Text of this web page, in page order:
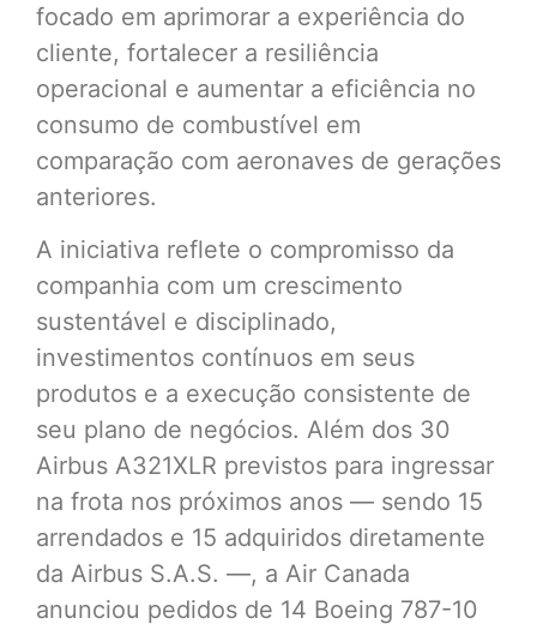
focado em aprimorar a experiência do
cliente, fortalecer a resiliência
operacional e aumentar a eficiência no
consumo de combustível em
comparação com aeronaves de gerações
anteriores.
A iniciativa reflete o compromisso da
companhia com um crescimento
sustentável e disciplinado,
investimentos contínuos em seus
produtos e a execução consistente de
seu plano de negócios. Além dos 30
Airbus A321XLR previstos para ingressar
na frota nos próximos anos — sendo 15
arrendados e 15 adquiridos diretamente
da Airbus S.A.S. —, a Air Canada
anunciou pedidos de 14 Boeing 787-10